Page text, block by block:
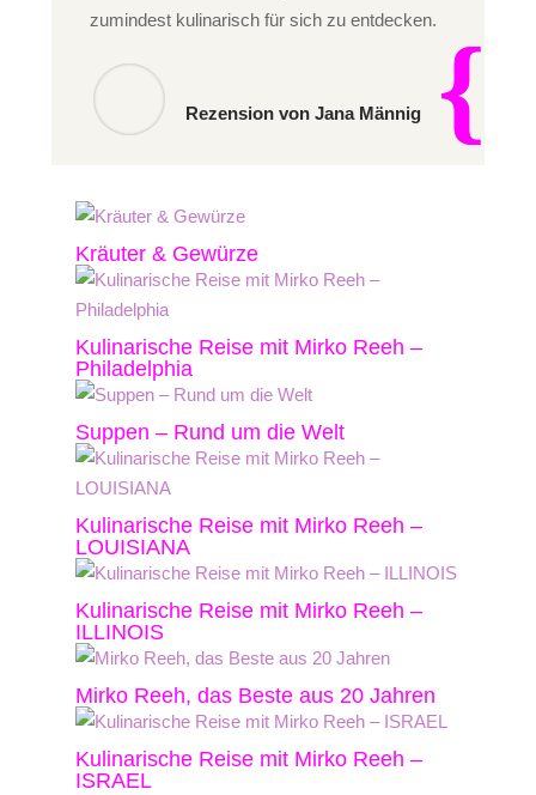
zu­min­dest ku­li­na­risch für sich zu ent­de­cken.
Rezension von Jana Männig
Kräuter & Gewürze
Kulinarische Reise mit Mirko Reeh –
Philadelphia
Suppen – Rund um die Welt
Kulinarische Reise mit Mirko Reeh –
LOUISIANA
Kulinarische Reise mit Mirko Reeh –
ILLINOIS
Mirko Reeh, das Beste aus 20 Jahren
Kulinarische Reise mit Mirko Reeh –
ISRAEL